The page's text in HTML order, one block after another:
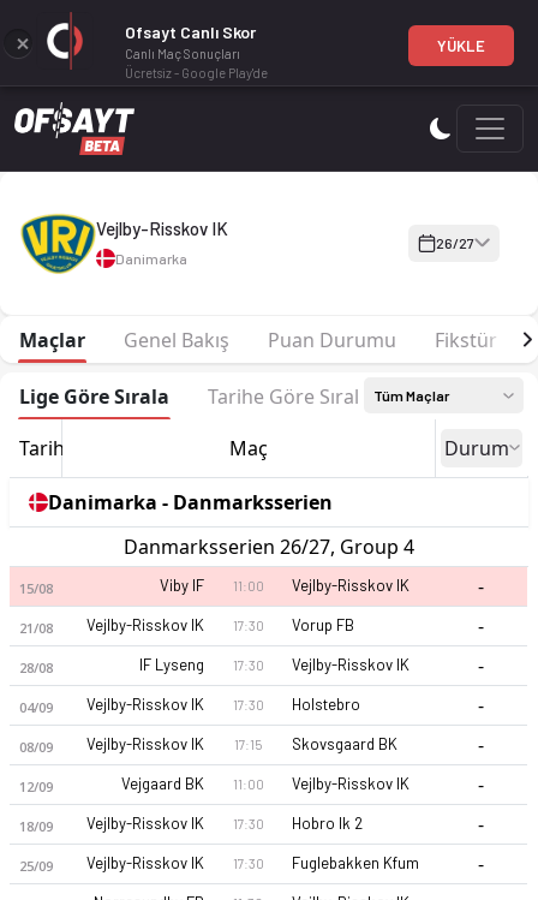
Vejlby-Risskov IK 26-27 sezonu | Danmarksserien
Vejlby-Risskov IK
Danimarka
26/27
Maçlar Genel Bakış Puan Durumu Fikstür
Lige Göre Sırala Tarihe Göre Sırala Tüm Maçlar
Tarih Maç Durum
Danimarka - Danmarksserien
Danmarksserien 26/27, Group 4
15/08 Viby IF 11:00 Vejlby-Risskov IK -
21/08 Vejlby-Risskov IK 17:30 Vorup FB -
28/08 IF Lyseng 17:30 Vejlby-Risskov IK -
04/09 Vejlby-Risskov IK 17:30 Holstebro -
08/09 Vejlby-Risskov IK 17:15 Skovsgaard BK -
12/09 Vejgaard BK 11:00 Vejlby-Risskov IK -
18/09 Vejlby-Risskov IK 17:30 Hobro Ik 2 -
25/09 Vejlby-Risskov IK 17:30 Fuglebakken Kfum -
Ofsayt Canlı Skor
Canlı Maç Sonuçları
Ücretsiz - Google Play'de
YÜKLE